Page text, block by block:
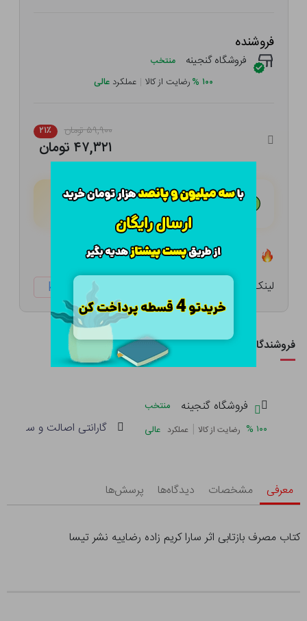
فروشنده
فروشگاه گنجینه منتخب
۱۰۰ %رضایت از کالا | عملکرد عالی
۵۹,۹۰۰ تومان ۲۱٪
۴۷,۳۲۱ تومان
هـر قسط با تــرب‌پــی:۱۱,۸۳۰ تومان
لینک کوتاه: ketabtala.com/sbp-28322
فروشندگان این کالا
فروشگاه گنجینه
منتخب
۱۰۰ % رضایت از کالا | عملکرد عالی گارانتی اصالت و سلامت
معرفی مشخصات دیدگاه‌ها پرسش‌ها
کتاب مصرف بازتابی اثر سارا کریم زاده رضاییه نشر تیسا